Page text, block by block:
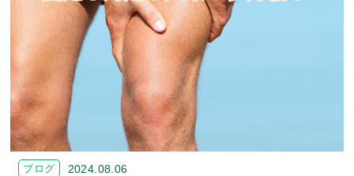
ブログ 2024.08.06